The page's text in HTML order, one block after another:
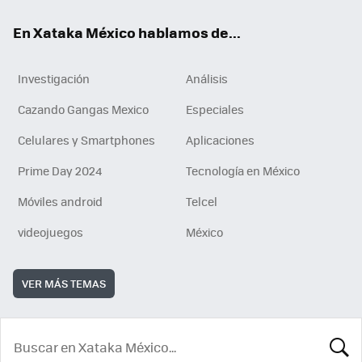
En Xataka México hablamos de...
Investigación
Análisis
Cazando Gangas Mexico
Especiales
Celulares y Smartphones
Aplicaciones
Prime Day 2024
Tecnología en México
Móviles android
Telcel
videojuegos
México
VER MÁS TEMAS